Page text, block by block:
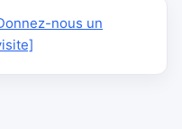
nous un